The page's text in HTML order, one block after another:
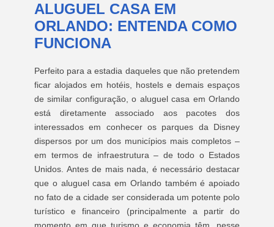
ALUGUEL CASA EM
ORLANDO: ENTENDA COMO
FUNCIONA
Perfeito para a estadia daqueles que não pretendem
ficar alojados em hotéis, hostels e demais espaços
de similar configuração, o aluguel casa em Orlando
está diretamente associado aos pacotes dos
interessados em conhecer os parques da Disney
dispersos por um dos municípios mais completos –
em termos de infraestrutura – de todo o Estados
Unidos. Antes de mais nada, é necessário destacar
que o aluguel casa em Orlando também é apoiado
no fato de a cidade ser considerada um potente polo
turístico e financeiro (principalmente a partir do